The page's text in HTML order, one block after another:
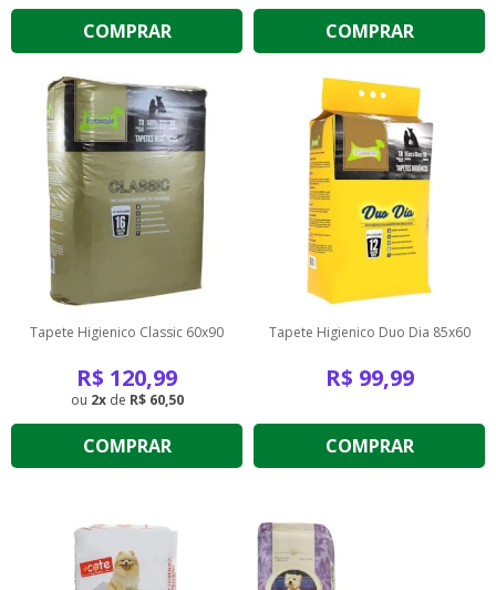
COMPRAR COMPRAR
Tapete Higienico Classic 60x90
R$ 120,99
2 de R$ 60,50
COMPRAR
Tapete Higienico Duo Dia 85x60
R$ 99,99
COMPRAR